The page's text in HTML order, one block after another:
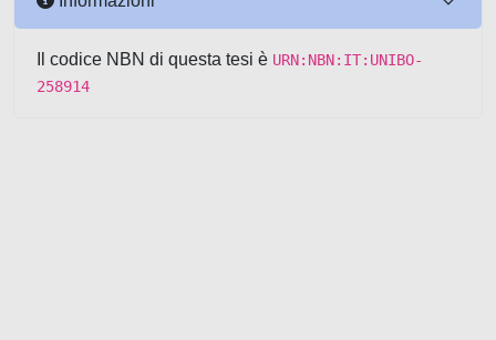
Il codice NBN di questa tesi è URN:NBN:IT:UNIBO-
258914